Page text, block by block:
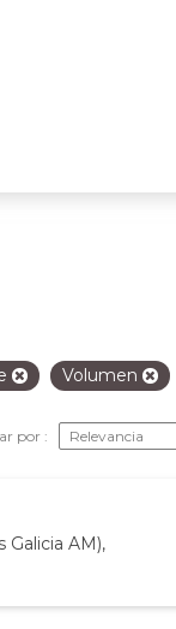
Volumen
por
AM),